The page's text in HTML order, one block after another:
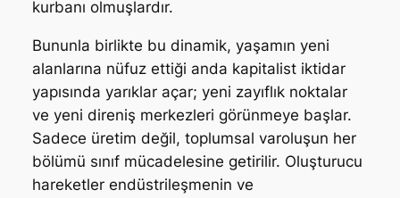
kurbanı olmuşlardır.
Bununla birlikte bu dinamik, yaşamın yeni
alanlarına nüfuz ettiği anda kapitalist iktidar
yapısında yarıklar açar; yeni zayıflık noktalar
ve yeni direniş merkezleri görünmeye başlar.
Sadece üretim değil, toplumsal varoluşun her
bölümü sınıf mücadelesine getirilir. Oluşturucu
hareketler endüstrileşmenin ve